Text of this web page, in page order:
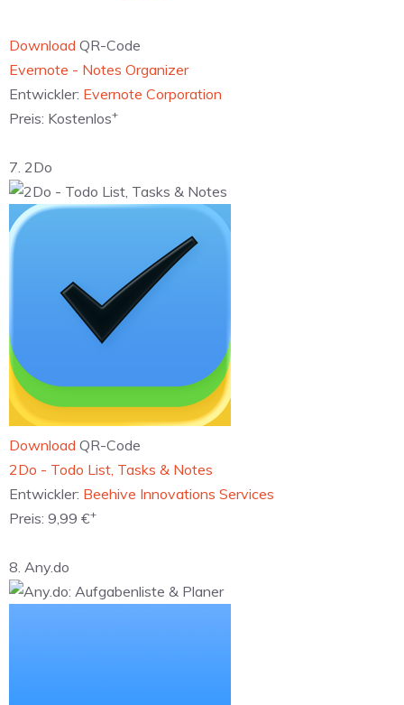
Download QR-Code
‎Evernote - Notes Organizer
Entwickler: Evernote Corporation
Preis: Kostenlos+
7. 2Do
Download QR-Code
‎2Do - Todo List, Tasks & Notes
Entwickler: Beehive Innovations Services
Preis: 9,99 €+
8. Any.do